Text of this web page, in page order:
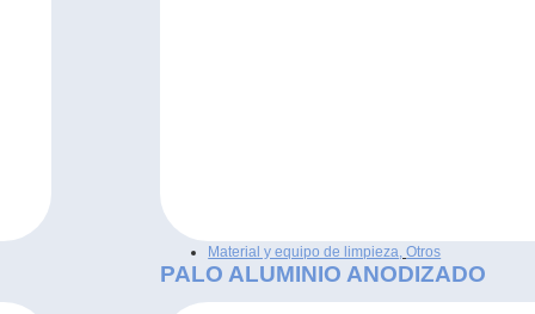
Material y equipo de limpieza ,Otros
PALO ALUMINIO ANODIZADO